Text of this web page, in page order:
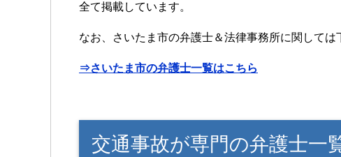
全て掲載しています。
なお、さいたま市の弁護士＆法律事務所に関しては
⇒さいたま市の弁護士一覧はこちら
交通事故が専門の弁護士一